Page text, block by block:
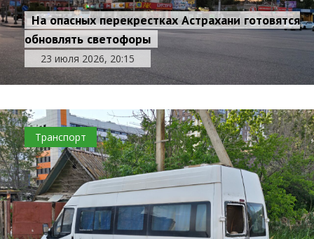
На опасных перекрестках Астрахани готовятся
обновлять светофоры
23 июля 2026, 20:15
Транспорт